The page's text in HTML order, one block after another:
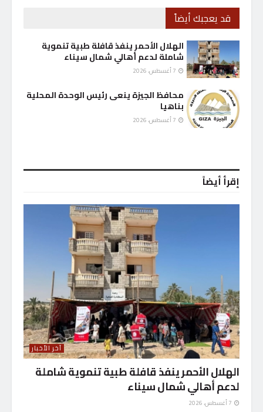
قد يعجبك أيضاً
الهلال الأحمر ينفذ قافلة طبية تنموية
شاملة لدعم أهالي شمال سيناء
محافظ الجيزة ينعى رئيس الوحدة المحلية
بناهيا
إقرأ أيضاً
آخر الأخبار
الهلال الأحمر ينفذ قافلة طبية تنموية شاملة
لدعم أهالي شمال سيناء